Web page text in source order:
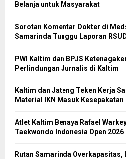
Belanja untuk Masyarakat
Sorotan Komentar Dokter di
Samarinda Tunggu Laporan
PWI Kaltim dan BPJS
Perlindungan Jurnalis di Kaltim
Kaltim dan Jateng Teken Kerja
Material IKN Masuk Kesepakatan
Atlet Kaltim Benaya Rafael
Taekwondo Indonesia Open 2026
Rutan Samarinda Overkapasitas,